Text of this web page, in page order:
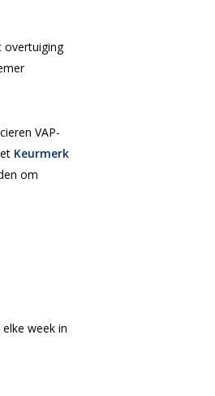
overtuiging
VAP-
Keurmerk
om
week in